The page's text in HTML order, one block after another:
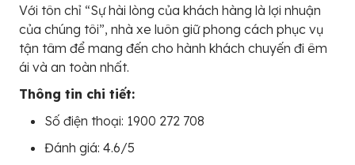
Với tôn chỉ “Sự hài lòng của khách hàng là lợi nhuận
của chúng tôi”, nhà xe luôn giữ phong cách phục vụ
tận tâm để mang đến cho hành khách chuyến đi êm
ái và an toàn nhất.
Thông tin chi tiết:
Số điện thoại: 1900 272 708
Đánh giá: 4.6/5